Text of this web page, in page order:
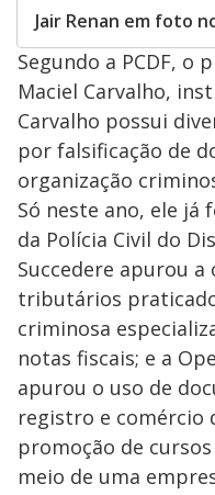
Jair Renan em foto
Segundo a PCDF, o
Maciel Carvalho,
Carvalho possui
por falsificação de
organização
Só neste ano, ele já
da Polícia Civil do
Succedere apurou
tributários
criminosa
notas fiscais; e a
apurou o uso de
registro e comércio
promoção de
meio de uma